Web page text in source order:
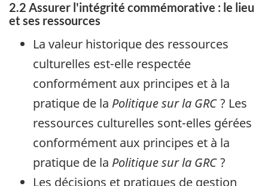
2.2 Assurer l'intégrité commémorative : le lieu
et ses ressources
La valeur historique des ressources
culturelles est-elle respectée
conformément aux principes et à la
pratique de la Politique sur la GRC? Les
ressources culturelles sont-elles gérées
conformément aux principes et à la
pratique de la Politique sur la GRC?
Les décisions et pratiques de gestion